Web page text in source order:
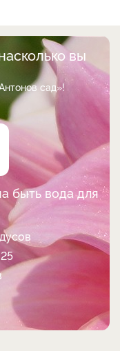
вы
сад»!
быть вода для